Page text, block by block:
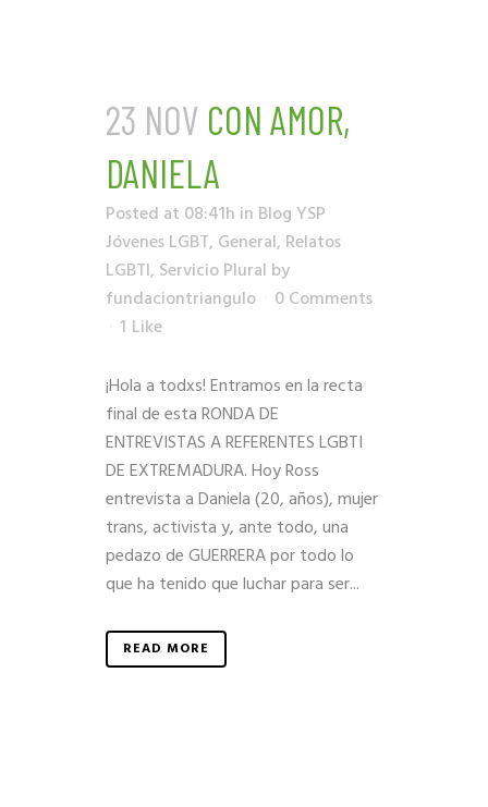
23 NOV CON AMOR,
DANIELA
Posted at 08:41h in Blog YSP
Jóvenes LGBT, General, Relatos
LGBTI, Servicio Plural by
fundaciontriangulo
0 Comments
1 Like
¡Hola a todxs! Entramos en la recta
final de esta RONDA DE
ENTREVISTAS A REFERENTES LGBTI
DE EXTREMADURA. Hoy Ross
entrevista a Daniela (20, años), mujer
trans, activista y, ante todo, una
pedazo de GUERRERA por todo lo
que ha tenido que luchar para ser...
READ MORE